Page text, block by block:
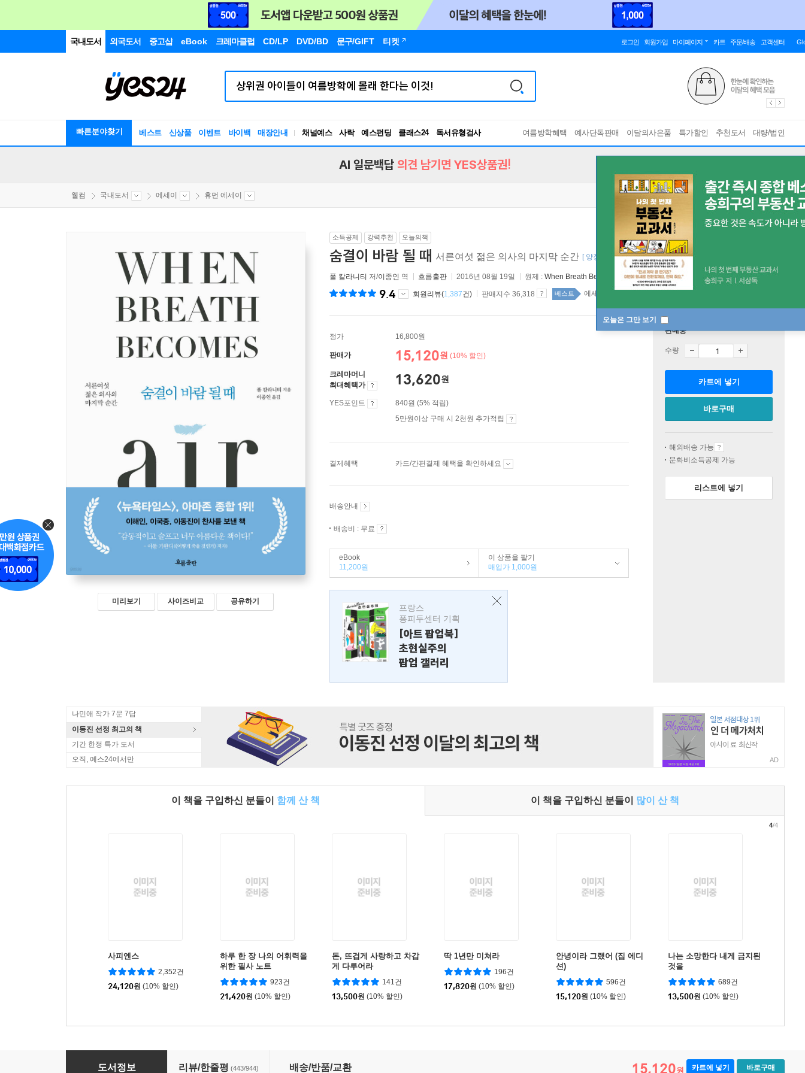
국내도서 외국도서 중고샵 eBook 크레마클럽 CD/LP DVD/BD 문구/GIFT 티켓 로그인 회원가입 마이페이지 카트 주문/배송 고객센터
빠른분야찾기 베스트 신상품 이벤트 바이백 매장안내 채널예스 사락 예스펀딩 클래스24
RBTI Lab
독서유형검사
여름방학혜택 예사단독판매 이달의사은품 특가할인 추천도서 대량/법인
오늘은 그만 보기
AI 일문백답 의견 남기면 YES상품권!
웰컴 국내도서 에세이 휴먼 에세이
미리보기 사이즈비교 공유하기
소득공제 강력추천 오늘의책
숨결이 바람 될 때 서른여섯 젊은 의사의 마지막 순간 [ 양장 ]
폴 칼라니티 저/이종인 역 흐름출판 2016년 08월 19일 원제 : When Breath Becomes Air
9.4 회원리뷰(1,387건) 판매지수 36,318 베스트 에세이 34위
정가 16,800원
판매가 15,120원 (10% 할인)
크레마머니
최대혜택가
13,620원
YES포인트
840원 (5% 적립)
5만원이상 구매 시 2천원 추가적립
결제혜택 카드/간편결제 혜택을 확인하세요
배송안내
배송비 : 무료
eBook
11,200원
이 상품을 팔기
매입가 1,000원
프랑스
퐁피두센터 기획
[아트 팝업북]
초현실주의
팝업 갤러리
판매중
수량
카트에 넣기
바로구매
해외배송 가능
문화비소득공제 가능
리스트에 넣기
나민애 작가 7문 7답
이동진 선정 최고의 책
기간 한정 특가 도서
오직, 예스24에서만
AD
이 책을 구입하신 분들이 함께 산 책 이 책을 구입하신 분들이 많이 산 책
사피엔스
2,352건
24,120원 (10% 할인)
하루 한 장 나의 어휘력을
위한 필사 노트
923건
21,420원 (10% 할인)
돈, 뜨겁게 사랑하고 차갑
게 다루어라
141건
13,500원 (10% 할인)
딱 1년만 미쳐라
196건
17,820원 (10% 할인)
안녕이라 그랬어 (집 에디
션)
596건
15,120원 (10% 할인)
나는 소망한다 내게 금지된
것을
689건
13,500원 (10% 할인)
4/4
숨결이 바람 될 때
도서정보 리뷰/한줄평 (443/944) 배송/반품/교환 15,120원 카트에 넣기 바로구매